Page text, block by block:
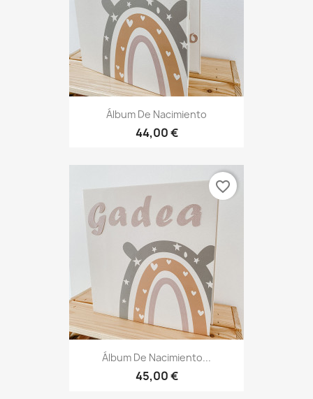
Álbum De Nacimiento
44,00 €
Álbum De Nacimiento...
45,00 €
favorite_border